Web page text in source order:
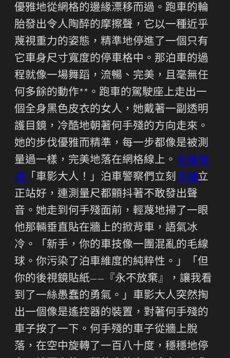
優雅地從網格的邊緣漂移而過。跑車的輪
胎發出令人陶醉的摩擦聲，它以一種近乎
蔑視重力的姿態，精準地停進了一個只有
它車身尺寸寬度的停車格中。那泊車的過
程就像一場舞蹈，流暢、完美，且毫無任
何多餘的動作**。跑車的駕駛座上走出一
個全身黑色皮衣的女人，她戴著一副透明
護目鏡，冷酷地朝著何手殘的方向走來。
她的步伐優雅而精準，每一步都像是被測
量過一樣，完美地落在網格線上。 包養管
道 「車影大人！」泊車警察們立刻包養立
正站好，連測量尺都顫抖著不敢發出聲
音。她走到何手殘面前，輕蔑地掃了一眼
他那輛垂直貼在牆上的掀背車，語氣冰
冷。「新手，你的車技像一團混亂的毛線
球。你污染了泊車維度的純粹性。」「但
你的後視鏡貼紙——『永不放棄』，讓我看
到了一絲愚蠢的勇氣。」車影大人突然掏
出一個像是遙控器的裝置，對著何手殘的
車子按了一下。何手殘的車子從牆上脫
落，在空中旋轉了一百八十度，穩穩地停